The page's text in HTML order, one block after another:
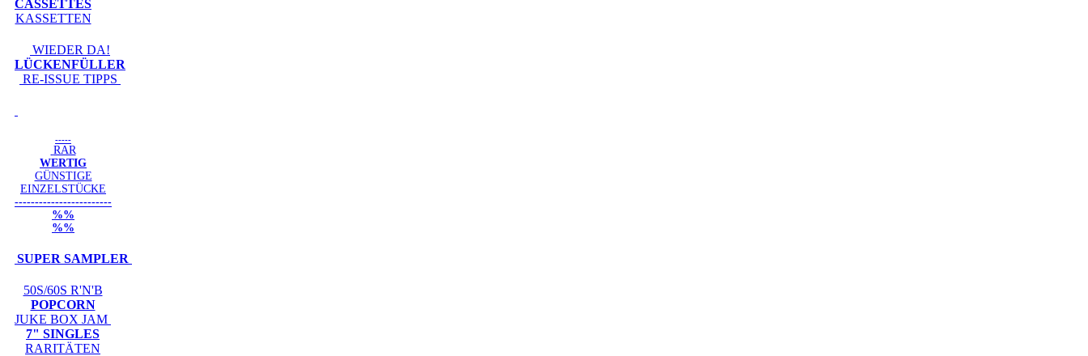
CASSETTES
KASSETTEN
WIEDER DA!
LÜCKENFÜLLER
RE-ISSUE TIPPS
-----
RAR
WERTIG
GÜNSTIGE
EINZELSTÜCKE
------------------------
%%
%%
SUPER SAMPLER
50S/60S R'N'B
POPCORN
JUKE BOX JAM
7" SINGLES
RARITÄTEN